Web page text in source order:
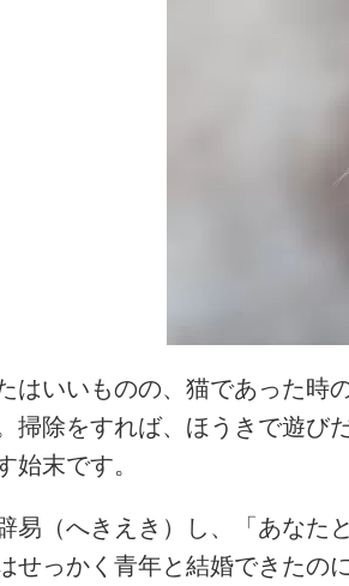
いいものの、猫であった時
除をすれば、ほうきで遊び
始末です。
（へきえき）し、「あなた
っかく青年と結婚できたの